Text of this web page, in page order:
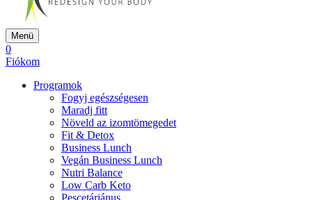
Menü
0
Fiókom
Programok
Fogyj egészségesen
Maradj fitt
Növeld az izomtömegedet
Fit & Detox
Business Lunch
Vegán Business Lunch
Nutri Balance
Low Carb Keto
Pescetáriánus